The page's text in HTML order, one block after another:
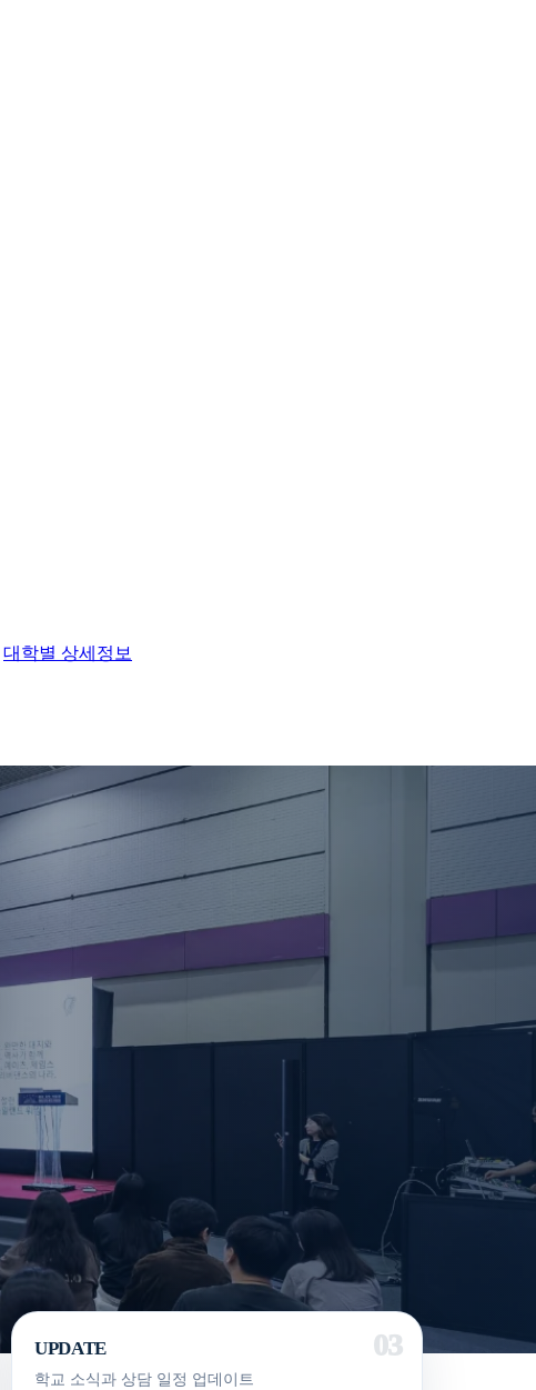
대학별 상세정보
UPDATE
학교 소식과 상담 일정 업데이트